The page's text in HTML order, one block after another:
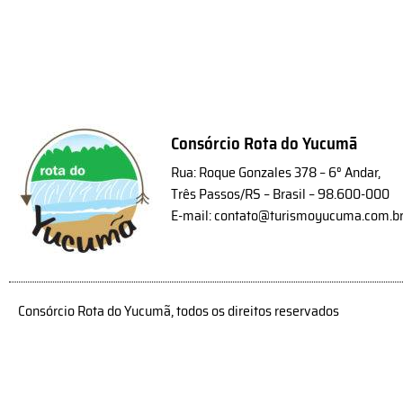
Consórcio Rota do Yucumã
Rua: Roque Gonzales 378 – 6° Andar,
Três Passos/RS – Brasil – 98.600-000
E-mail:
Consórcio Rota do Yucumã, todos os direitos reservados